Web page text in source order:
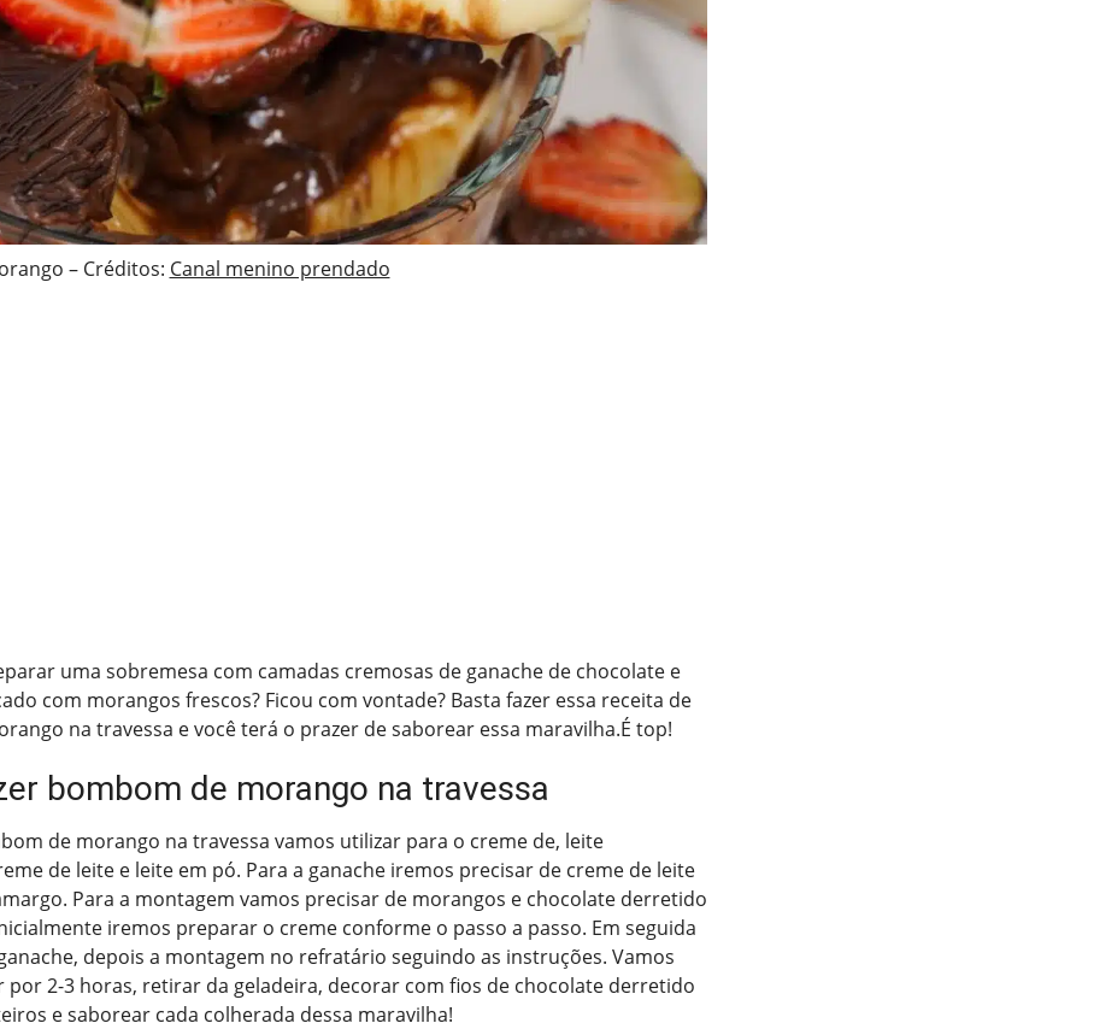
– Créditos: Canal menino prendado
uma sobremesa com camadas cremosas de ganache de chocolate e
com morangos frescos? Ficou com vontade? Basta fazer essa receita de
na travessa e você terá o prazer de saborear essa maravilha.É top!
bombom de morango na travessa
de morango na travessa vamos utilizar para o creme de, leite
de leite e leite em pó. Para a ganache iremos precisar de creme de leite
Para a montagem vamos precisar de morangos e chocolate derretido
iremos preparar o creme conforme o passo a passo. Em seguida
depois a montagem no refratário seguindo as instruções. Vamos
por 2-3 horas, retirar da geladeira, decorar com fios de chocolate derretido
e saborear cada colherada dessa maravilha!